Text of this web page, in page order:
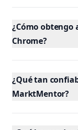
¿Cómo obtengo
Chrome?
¿Qué tan
MarktMentor?